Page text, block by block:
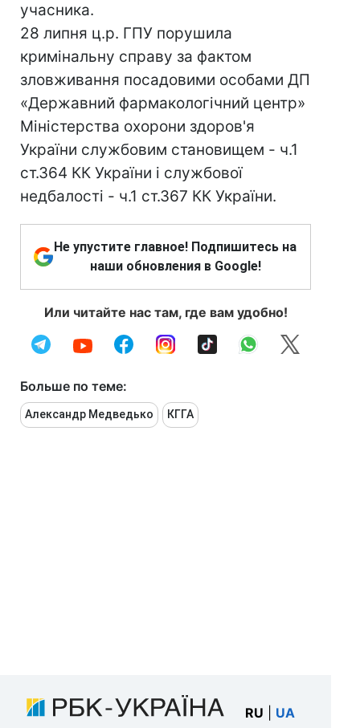
учасника.
28 липня ц.р. ГПУ порушила
кримінальну справу за фактом
зловживання посадовими особами ДП
«Державний фармакологічний центр»
Міністерства охорони здоров'я
України службовим становищем - ч.1
ст.364 КК України і службової
недбалості - ч.1 ст.367 КК України.
Не упустите главное! Подпишитесь на
наши обновления в Google!
Или читайте нас там, где вам удобно!
Больше по теме:
Александр Медведько КГГА
RU UA